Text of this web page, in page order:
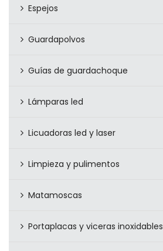
Espejos
Guardapolvos
Guías de guardachoque
Lámparas led
Licuadoras led y laser
Limpieza y pulimentos
Matamoscas
Portaplacas y viceras inoxidables